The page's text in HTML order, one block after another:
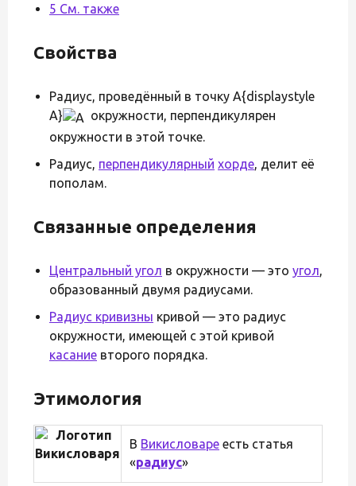
5 См. также
Свойства
Радиус, проведённый в точку A{displaystyle
A}
окружности, перпендикулярен
окружности в этой точке.
Радиус, перпендикулярный хорде, делит её
пополам.
Связанные определения
Центральный угол в окружности — это угол,
образованный двумя радиусами.
Радиус кривизны кривой — это радиус
окружности, имеющей с этой кривой
касание второго порядка.
Этимология
В Викисловаре есть статья
«радиус»